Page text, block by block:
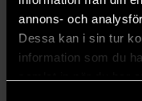
annons- och
Dessa kan i sin tur
information som du